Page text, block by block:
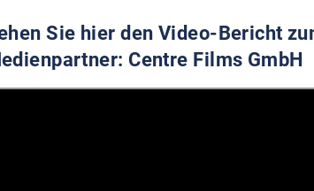
Sie hier den Video-Bericht
Centre Films GmbH